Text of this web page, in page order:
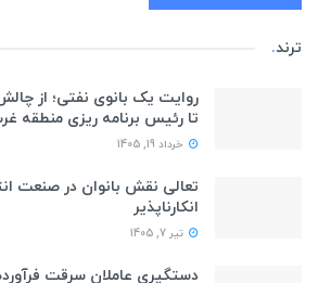
ترند.
روایت یک بانوی نفتی؛ از
تا رئیس برنامه ریزی منطقه
خرداد 19, 1405
تعالی نقش بانوان در صنعت
انکارناپذیر
تیر 7, 1405
دستگیری عاملان سرقت